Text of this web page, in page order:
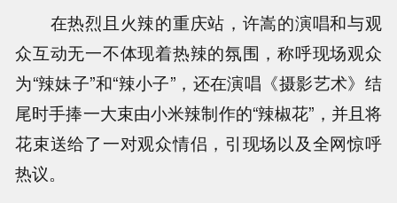
在热烈且火辣的重庆站，许嵩的演唱和与观
众互动无一不体现着热辣的氛围，称呼现场观众
为“辣妹子”和“辣小子”，还在演唱《摄影艺术》结
尾时手捧一大束由小米辣制作的“辣椒花”，并且将
花束送给了一对观众情侣，引现场以及全网惊呼
热议。